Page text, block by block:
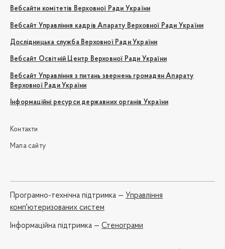
Вебсайти комітетів Верховної Ради України
Вебсайт Управління кадрів Апарату Верховної Ради України
Дослідницька служба Верховної Ради України
Вебсайт Освітній Центр Верховної Ради України
Вебсайт Управління з питань звернень громадян Апарату
Верховної Ради України
Інформаційні ресурси державних органів України
Контакти
Мапа сайту
Програмно-технічна підтримка — Управління
комп'ютеризованих систем
Iнформаційна підтримка — Стенограми